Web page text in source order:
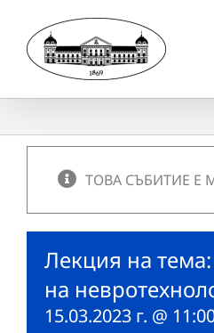
content
ТОВА СЪБИТИЕ Е
Лекция на
на
15.03.2023 г. @